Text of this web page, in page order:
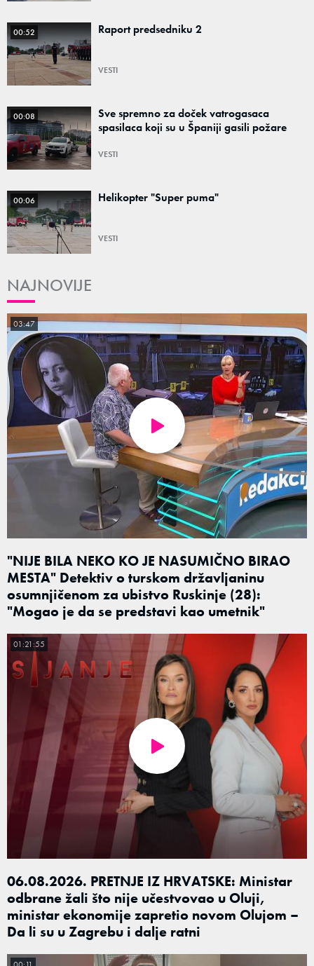
00:52 Raport predsedniku 2
VESTI
00:08
Sve spremno za doček vatrogasaca
spasilaca koji su u Španiji gasili požare
VESTI
00:06 Helikopter "Super puma"
VESTI
NAJNOVIJE
"NIJE BILA NEKO KO JE NASUMIČNO BIRAO
MESTA" Detektiv o turskom državljaninu
osumnjičenom za ubistvo Ruskinje (28):
"Mogao je da se predstavi kao umetnik"
03:47
06.08.2026. PRETNJE IZ HRVATSKE: Ministar
odbrane žali što nije učestvovao u Oluji,
ministar ekonomije zapretio novom Olujom –
Da li su u Zagrebu i dalje ratni
01:21:55